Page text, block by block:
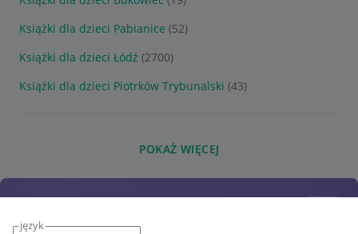
język
Książki dla dzieci Pabianice (52)
Książki dla dzieci Łódź (2700)
Książki dla dzieci Piotrków Trybunalski (43)
POKAŻ WIĘCEJ